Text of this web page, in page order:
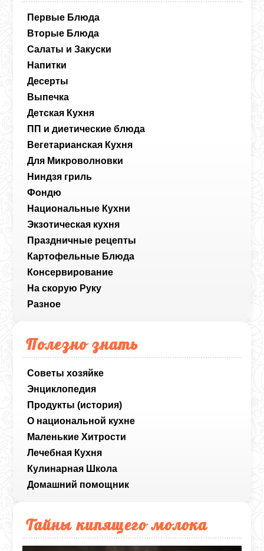
Первые Блюда
Вторые Блюда
Салаты и Закуски
Напитки
Десерты
Выпечка
Детская Кухня
ПП и диетические блюда
Вегетарианская Кухня
Для Микроволновки
Ниндзя гриль
Фондю
Национальные Кухни
Экзотическая кухня
Праздничные рецепты
Картофельные Блюда
Консервирование
На скорую Руку
Разное
Полезно знать
Советы хозяйке
Энциклопедия
Продукты (история)
О национальной кухне
Маленькие Хитрости
Лечебная Кухня
Кулинарная Школа
Домашний помощник
Тайны кипящего молока